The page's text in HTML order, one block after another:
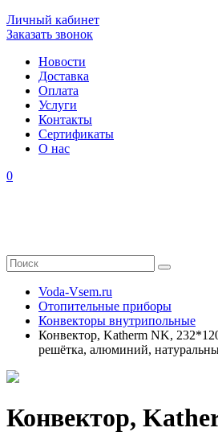
Личный кабинет
Заказать звонок
Новости
Доставка
Оплата
Услуги
Контакты
Cертификаты
О нас
0
Voda-Vsem.ru
Отопительные приборы
Конвекторы внутрипольные
Конвектор, Katherm NK,
решётка, алюминий,
Конвектор,